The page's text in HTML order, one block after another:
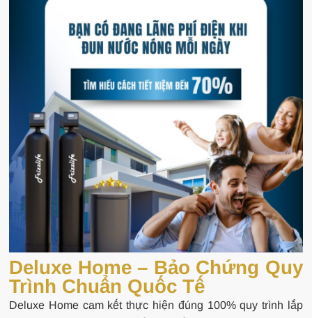
Deluxe Home – Bảo Chứng Quy
Trình Chuẩn Quốc Tế
Deluxe Home cam kết thực hiện đúng 100% quy trình lắp